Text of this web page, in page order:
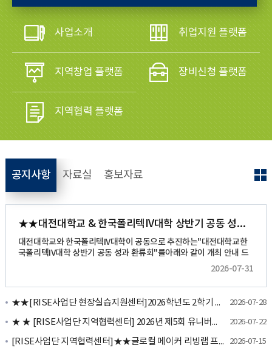
사업소개 취업지원 플랫폼
지역창업 플랫폼 장비신청 플랫폼
지역협력 플랫폼
공지사항
★★대전대학교 & 한국폴리텍IV대학 상반기 공동 성과환류회 행사 안내★★
대전대학교와 한국폴리텍IV대학이 공동으로 추진하는"대전대학교한
국폴리텍IV대학 상반기 공동 성과 환류회"를아래와 같이 개최 안내 드
립니다.가. 행사개요1. 행사명:대전대학교한국폴리텍IV대학 상반기 공
동 성과 환류회2. 일시: 2026. 8. 4.(화) 10:303. 장소: 대전 인터시티 호
텔 6층 미르홀(대전광역시 유성구 온천로 92)4. 대상사업: 단위과제 4-
1, 5-25. 참석대상: 단위과제 4-1, 5-2 대전대학교, 한국폴리텍IV대학
관계자 및 사업 참여 학생, 관련 지차체, 대학, 기관 관계자 등6. 주요내
용 1) 1부(4-1/5-2) - 2026년 상반기 사업 추진 성과 공유 - 사업 운영
성과 환류 및 향후 협력 방안 논의 - 프로그램 참여 학생 성과 발표 2) 2
부(5-2) - 대학주도 지역활성화 전략 발표 - '지역성장 인재양성체계' 전
2026-07-31
★★[RISE사업단 현장실습지원센터]2026학년도 2학기 현장실습학기제 모집 안내(~8/14)★★ 2026-07-28
★ ★ [RISE사업단 지역협력센터] 2026년 제5회 유니버설디자인 공모전 공모 안내(~9/20(일) 23시까지) ★ ★ 2026-07-22
[RISE사업단 지역협력센터]★★글로컬 메이커 리빙랩 프로그램 - 글로벌 케어테크 해커톤 참가자 모집 안내 ~ 7.21.(화) 24:00까지] 2026-07-15
자료실 홍보자료